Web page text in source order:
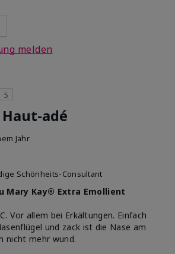
melden
5
adé
Jahr
Schönheits-Consultant
Mary Kay® Extra Emollient
Vor allem bei Erkältungen. Einfach
und zack ist die Nase am
nicht mehr wund.